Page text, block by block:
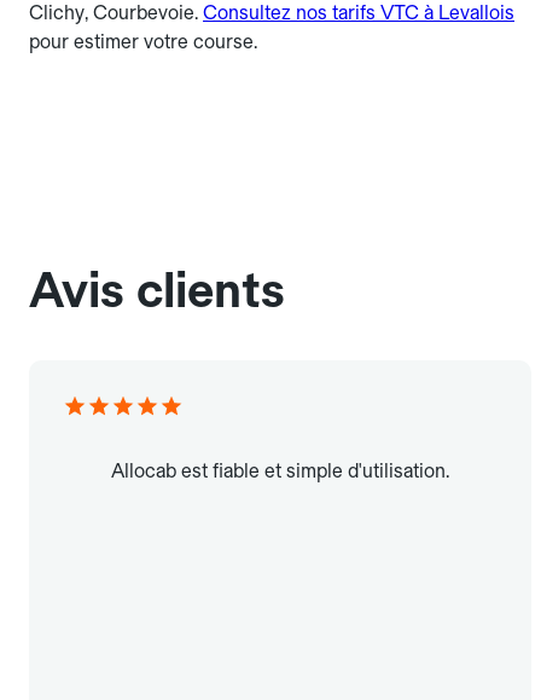
Clichy, Courbevoie. Consultez nos tarifs VTC à Levallois
pour estimer votre course.
Avis clients
Allocab est fiable et simple d'utilisation.